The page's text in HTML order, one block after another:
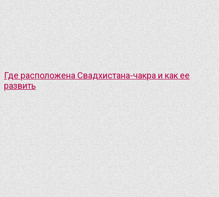
Где расположена Свадхистана-чакра и как ее
развить